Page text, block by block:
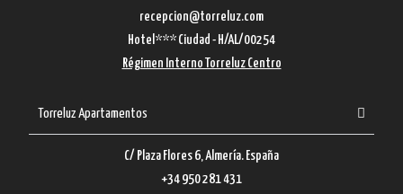
recepcion@torreluz.com
Hotel*** Ciudad - H/AL/00254
Régimen Interno Torreluz Centro
Torreluz Apartamentos
C/ Plaza Flores 6, Almería. España
+34 950 281 431